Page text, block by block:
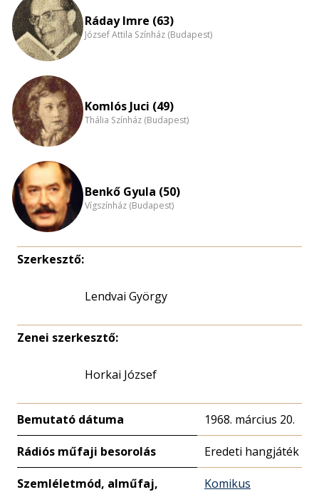
Ráday Imre (63)
József Attila Színház (Budapest)
Komlós Juci (49)
Thália Színház (Budapest)
Benkő Gyula (50)
Vígszínház (Budapest)
Szerkesztő:
Lendvai György
Zenei szerkesztő:
Horkai József
Bemutató dátuma 1968. március 20.
Rádiós műfaji besorolás Eredeti hangjáték
Szemléletmód, alműfaj,
Komikus